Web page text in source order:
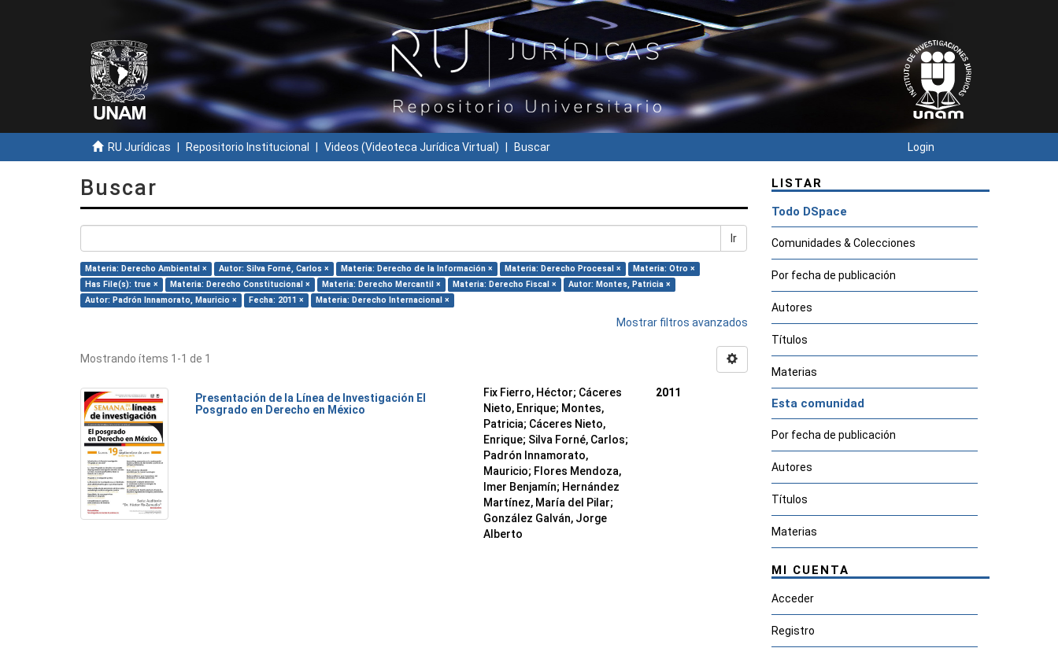
RU Jurídicas Repositorio Institucional Videos (Videoteca Jurídica Virtual) Buscar Login
Buscar
Ir
Materia: Derecho Ambiental × Autor: Silva Forné, Carlos × Materia: Derecho de la Información × Materia: Derecho Procesal ×
Materia: Otro ×
Has File(s): true ×
Materia: Derecho Constitucional × Materia: Derecho Mercantil × Materia: Derecho Fiscal ×
Autor: Montes, Patricia ×
Autor: Padrón Innamorato, Mauricio ×
Fecha: 2011 × Materia: Derecho Internacional ×
Mostrar filtros avanzados
Mostrando ítems 1-1 de 1
Presentación de la Línea de Investigación El
Posgrado en Derecho en México
Fix Fierro, Héctor; Cáceres
Nieto, Enrique; Montes,
Patricia; Cáceres Nieto,
Enrique; Silva Forné, Carlos;
Padrón Innamorato,
Mauricio; Flores Mendoza,
Imer Benjamín; Hernández
Martínez, María del Pilar;
González Galván, Jorge
Alberto
2011
LISTAR
Todo DSpace
Comunidades & Colecciones
Por fecha de publicación
Autores
Títulos
Materias
Esta comunidad
Por fecha de publicación
Autores
Títulos
Materias
MI CUENTA
Acceder
Registro